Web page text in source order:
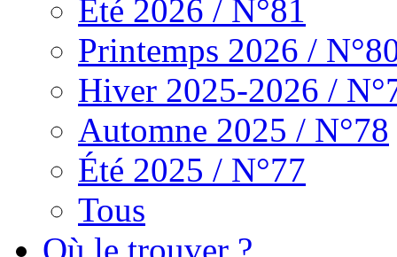
Été 2026 / N°81
Printemps 2026 /
Hiver 2025-2026 /
Automne 2025 / N°78
Été 2025 / N°77
Tous